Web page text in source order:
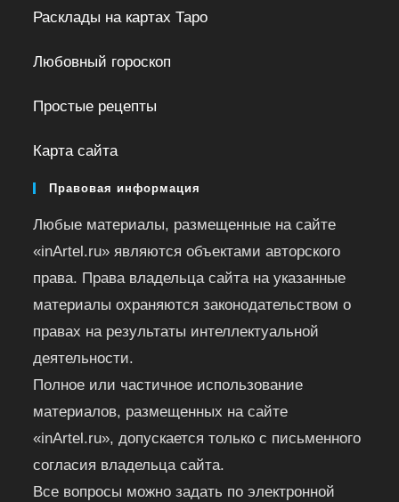
Расклады на картах Таро
Любовный гороскоп
Простые рецепты
Карта сайта
Правовая информация
Любые материалы, размещенные на сайте
«inArtel.ru» являются объектами авторского
права. Права владельца сайта на указанные
материалы охраняются законодательством о
правах на результаты интеллектуальной
деятельности.
Полное или частичное использование
материалов, размещенных на сайте
«inArtel.ru», допускается только с письменного
согласия владельца сайта.
Все вопросы можно задать по электронной